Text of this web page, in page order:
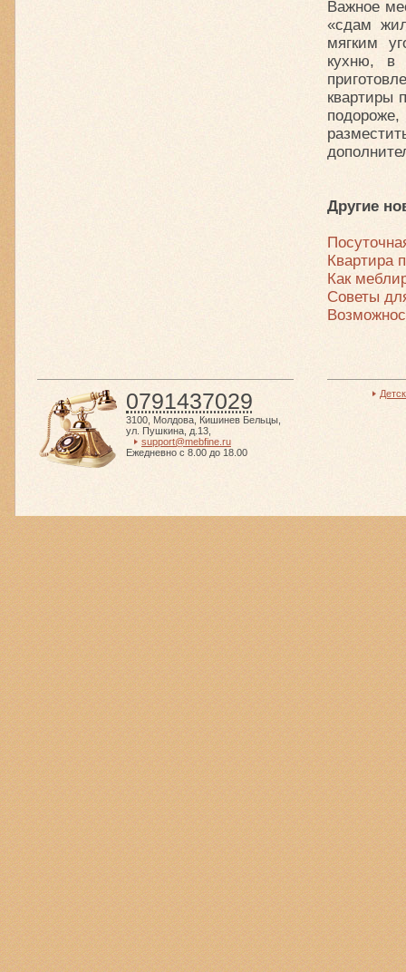
Важное
«сдам
мягким
кухню, в
квартиры
Другие
Квартира
Как
Советы
0791437029
3100 Молдова Кишинев Бельцы
ул. Пушкина, д.13
support@mebfine.ru
Ежедневно с 8.00 до 18.00